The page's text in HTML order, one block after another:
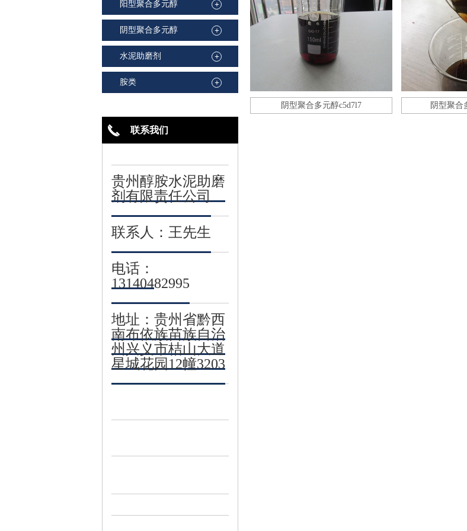
阳型聚合多元醇 +
阴型聚合多元醇 +
水泥助磨剂 +
胺类 +
联系我们
贵州醇胺水泥助磨
剂有限责任公司
联系人：王先生
电话：
13140482995
地址：贵州省黔西
南布依族苗族自治
州兴义市桔山大道
星城花园12幢3203
阴型聚合多元醇c5d7l7 阴型聚合